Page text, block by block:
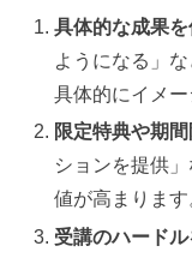
具体的な成果を
ようになる」
具体的にイメー
限定特典や期
ションを提供
値が高まります
受講のハード